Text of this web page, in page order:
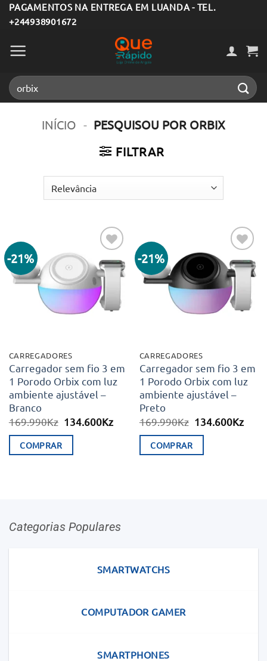
Skip
to
content
PAGAMENTOS NA ENTREGA EM LUANDA - TEL.
+244938901672
Pesquisar
por:
INÍCIO - PESQUISOU POR ORBIX
FILTRAR
-21%
Adicionar
aos meus
desejos
CARREGADORES
Carregador sem fio 3 em
1 Porodo Orbix com luz
ambiente ajustável –
Branco
169.990Kz O
era:
134.600KzO
COMPRAR
-21%
Adicionar
aos meus
desejos
CARREGADORES
Carregador sem fio 3 em
1 Porodo Orbix com luz
ambiente ajustável –
Preto
169.990Kz O
era:
134.600KzO
COMPRAR
Categorias Populares
SMARTWATCHS
COMPUTADOR GAMER
SMARTPHONES